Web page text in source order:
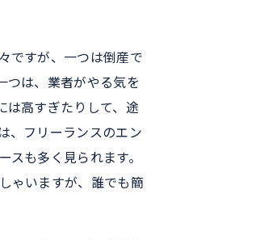
ですが、一つは倒産で
つは、業者がやる気を
は高すぎたりして、途
、フリーランスのエン
も多く見られます。
ゃいますが、誰でも簡